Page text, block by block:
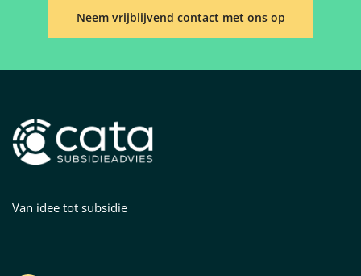
Neem vrijblijvend contact met ons op
Van idee tot subsidie